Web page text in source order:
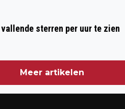
LAAT
sterren per uur te zien
Meer artikelen